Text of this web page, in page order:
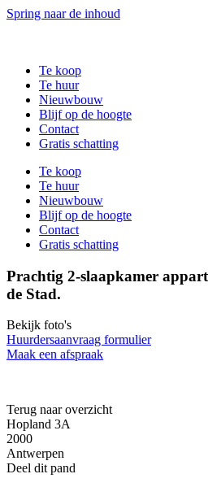
Spring naar de inhoud
Te koop
Te huur
Nieuwbouw
Blijf op de hoogte
Contact
Gratis schatting
Te koop
Te huur
Nieuwbouw
Blijf op de hoogte
Contact
Gratis schatting
Prachtig 2-slaapkamer
de Stad.
Bekijk foto's
Huurdersaanvraag formulier
Maak een afspraak
Terug naar overzicht
Hopland 3A
2000
Antwerpen
Deel dit pand